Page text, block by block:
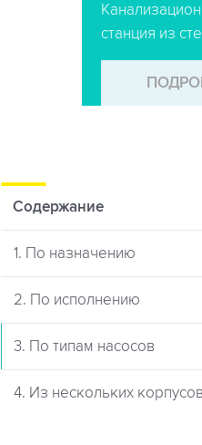
станция из
Содержание
1. По назначению
2. По исполнению
3. По типам насосов
4. Из нескольких корпусов